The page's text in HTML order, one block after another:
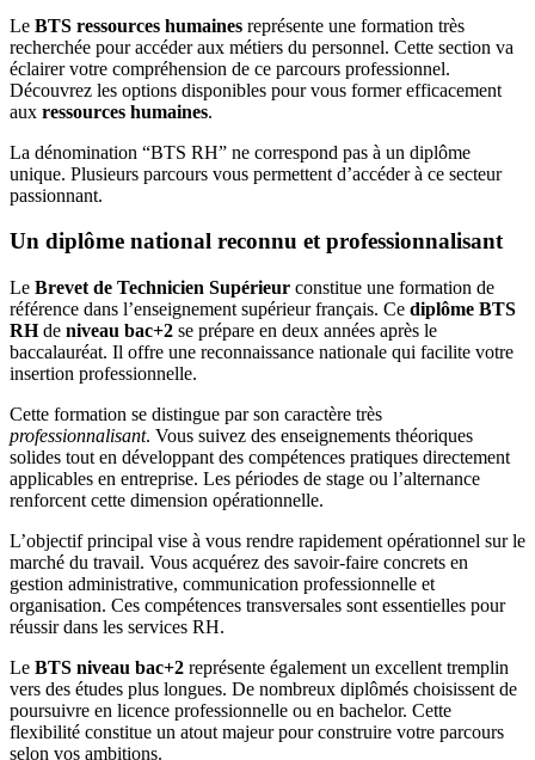
Le BTS ressources humaines représente une formation très
recherchée pour accéder aux métiers du personnel. Cette section va
éclairer votre compréhension de ce parcours professionnel.
Découvrez les options disponibles pour vous former efficacement
aux ressources humaines.
La dénomination “BTS RH” ne correspond pas à un diplôme
unique. Plusieurs parcours vous permettent d’accéder à ce secteur
passionnant.
Un diplôme national reconnu et professionnalisant
Le Brevet de Technicien Supérieur constitue une formation de
référence dans l’enseignement supérieur français. Ce diplôme BTS
RHde niveau bac+2 se prépare en deux années après le
baccalauréat. Il offre une reconnaissance nationale qui facilite votre
insertion professionnelle.
Cette formation se distingue par son caractère très
professionnalisant. Vous suivez des enseignements théoriques
solides tout en développant des compétences pratiques directement
applicables en entreprise. Les périodes de stage ou l’alternance
renforcent cette dimension opérationnelle.
L’objectif principal vise à vous rendre rapidement opérationnel sur le
marché du travail. Vous acquérez des savoir-faire concrets en
gestion administrative, communication professionnelle et
organisation. Ces compétences transversales sont essentielles pour
réussir dans les services RH.
Le BTS niveau bac+2 représente également un excellent tremplin
vers des études plus longues. De nombreux diplômés choisissent de
poursuivre en licence professionnelle ou en bachelor. Cette
flexibilité constitue un atout majeur pour construire votre parcours
selon vos ambitions.